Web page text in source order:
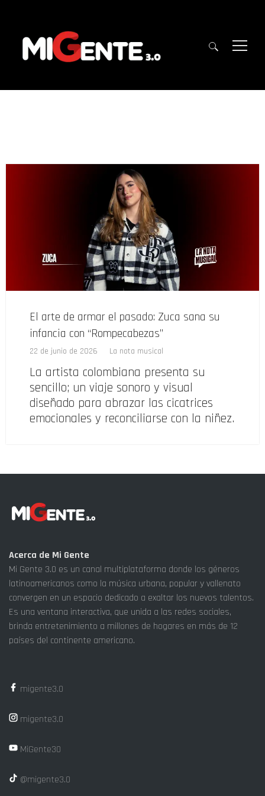
El arte de armar el pasado: Zuca sana su
infancia con “Rompecabezas”
22 de junio de 2026 La nota musical
La artista colombiana presenta su
sencillo; un viaje sonoro y visual
diseñado para abrazar las cicatrices
emocionales y reconciliarse con la niñez.
Acerca de Mi Gente
Mi Gente 3.0 es un canal multiplataforma donde los géneros
latinoamericanos como la música urbana, popular y vallenato
convergen en un espacio dedicado a exaltar los nuevos talentos.
Es una ventana interactiva, que unida a las redes sociales,
brinda entretenimiento a millones de hogares en más de 12
países del continente americano.
migente3.0
migente3.0
MiGente30
@migente3.0